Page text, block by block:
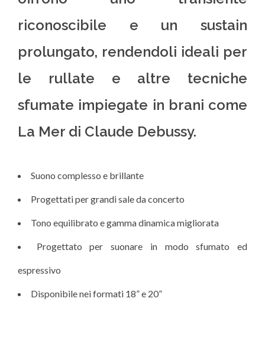
riconoscibile e un sustain
prolungato, rendendoli ideali per
le rullate e altre tecniche
sfumate impiegate in brani come
La Mer di Claude Debussy.
Suono complesso e brillante
Progettati per grandi sale da concerto
Tono equilibrato e gamma dinamica migliorata
Progettato per suonare in modo sfumato ed
espressivo
Disponibile nei formati 18” e 20”